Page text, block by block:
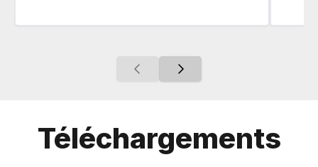
Téléchargements